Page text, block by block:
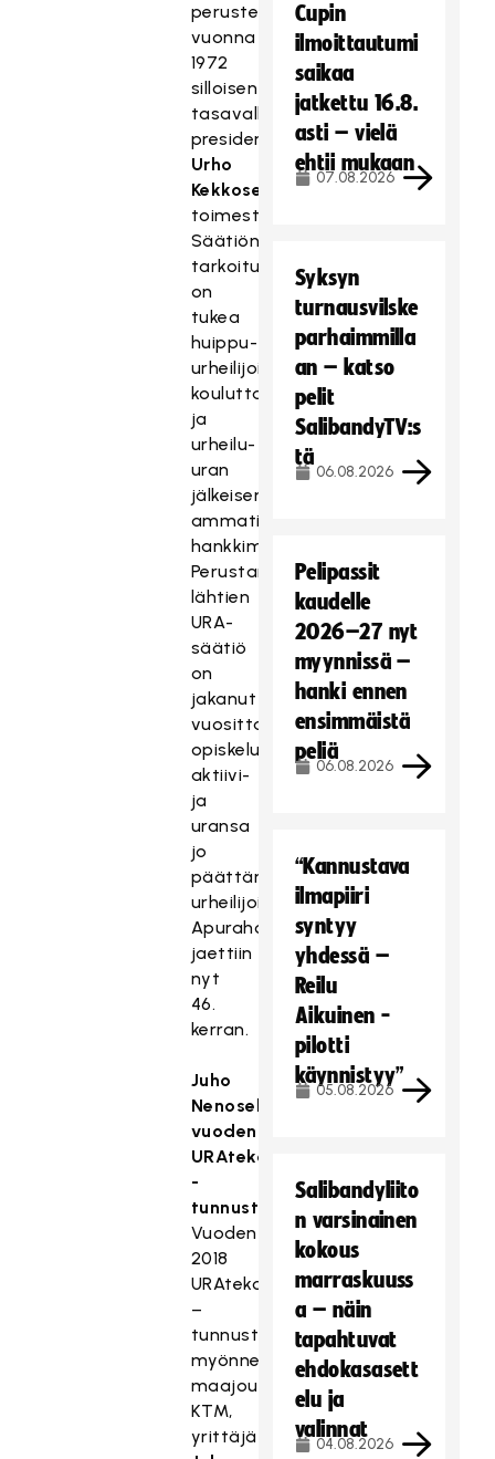
perustettiin
vuonna
1972
silloisen
tasavallan
presidentin
Urho
Kekkosen
toimesta.
Säätiön
tarkoituksena
on
tukea
huippu-
urheilijoiden
kouluttautumista
ja
urheilu-
uran
jälkeisen
ammatin
hankkimista.
Perustamisestaan
lähtien
URA-
säätiö
on
jakanut
vuosittain
opiskeluapurahoja
aktiivi-
ja
uransa
jo
päättäneille
urheilijoille.
Apurahoja
jaettiin
nyt
46.
kerran.
Juho
Nenoselle
vuoden
URAteko
-
tunnustuspalkinto
Vuoden
2018
URAteko
–
tunnustuspalkinto
myönnettiin
maajoukkuekoripalloilija,
KTM,
yrittäjä
Cupin
ilmoittautumi
saikaa
jatkettu 16.8.
asti – vielä
ehtii mukaan
07.08.2026
Syksyn
turnausvilske
parhaimmilla
an – katso
pelit
SalibandyTV:s
tä
06.08.2026
Pelipassit
kaudelle
2026–27 nyt
myynnissä –
hanki ennen
ensimmäistä
peliä
06.08.2026
“Kannustava
ilmapiiri
syntyy
yhdessä –
Reilu
Aikuinen -
pilotti
käynnistyy”
05.08.2026
Salibandyliito
n varsinainen
kokous
marraskuuss
a – näin
tapahtuvat
ehdokasasett
elu ja
valinnat
04.08.2026